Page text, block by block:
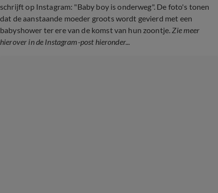
schrijft op Instagram: "Baby boy is onderweg". De foto's tonen
dat de aanstaande moeder groots wordt gevierd met een
babyshower ter ere van de komst van hun zoontje. Zie meer
hierover in de Instagram-post hieronder...